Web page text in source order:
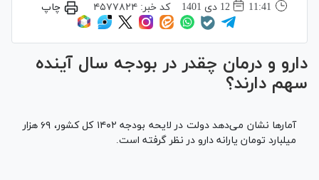
11:41
12 دی 1401 کد خبر:۴۵۷۷۸۲۴ چاپ
دارو و درمان چقدر در بودجه سال آینده
سهم دارند؟
آمارها نشان می‌دهد دولت در لایحه بودجه ۱۴۰۲ کل کشور، ۶۹ هزار
میلبارد تومان یارانه دارو در نظر گرفته است.